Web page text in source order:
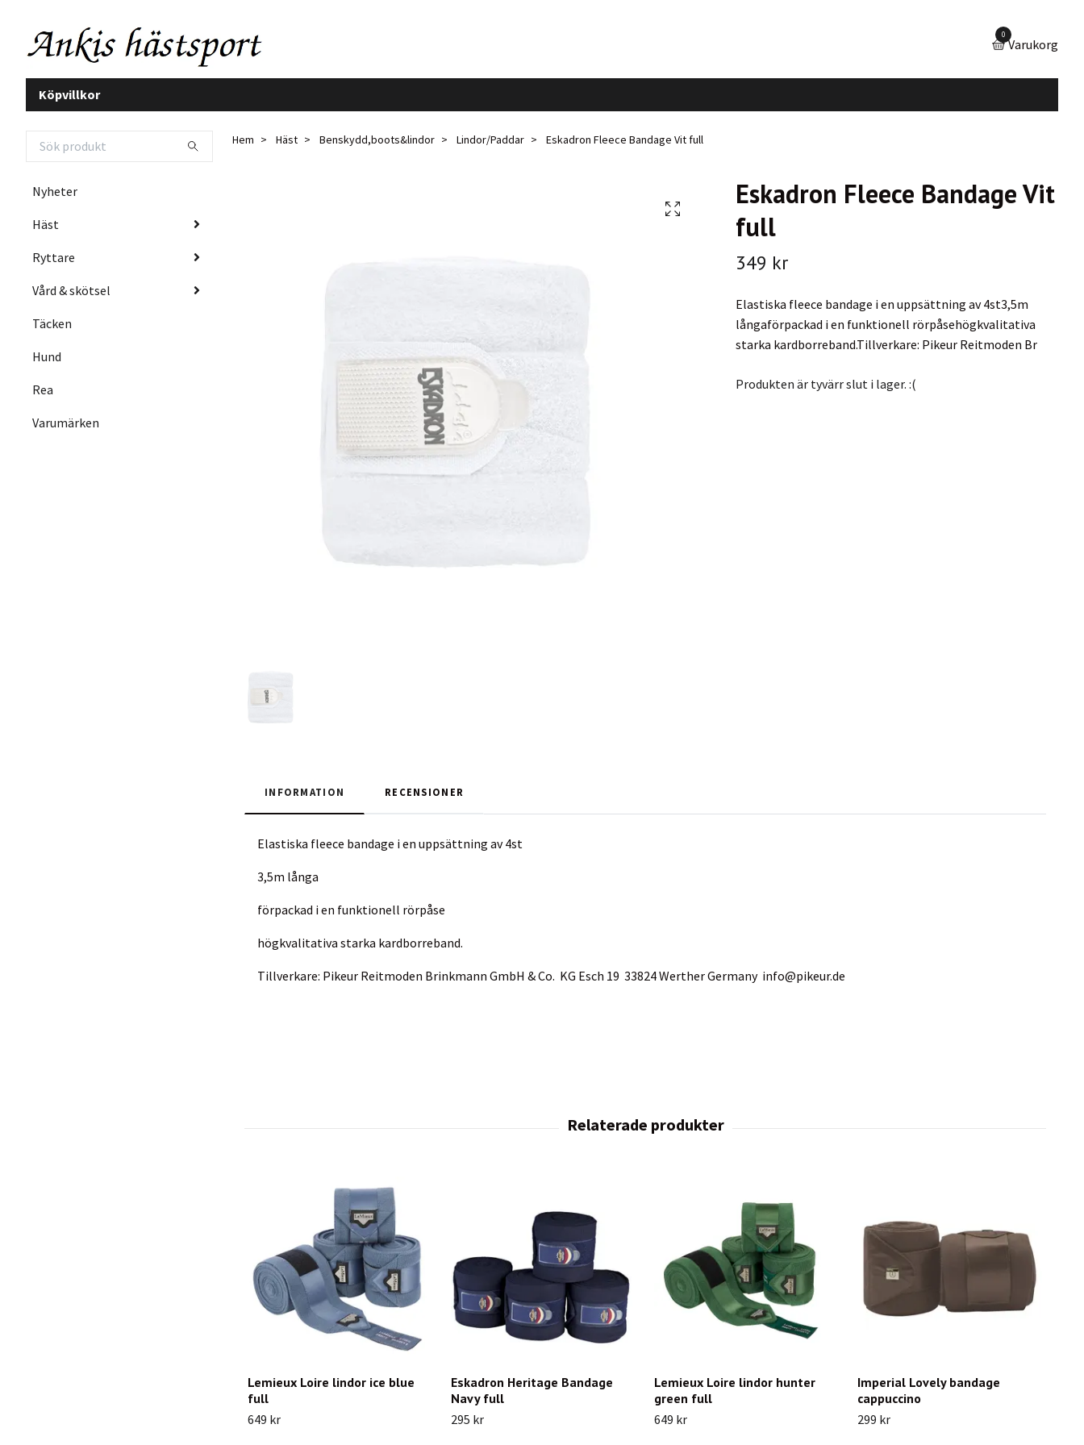
0
Varukorg
Köpvillkor
Nyheter
Häst
Ryttare
Vård & skötsel
Täcken
Hund
Rea
Varumärken
Hem Häst Benskydd,boots&lindor Lindor/Paddar Eskadron Fleece Bandage Vit full
Eskadron Fleece Bandage Vit
full
349 kr
Elastiska fleece bandage i en uppsättning av 4st3,5m
långaförpackad i en funktionell rörpåsehögkvalitativa
starka kardborreband.Tillverkare: Pikeur Reitmoden Br
Produkten är tyvärr slut i lager. :(
INFORMATION RECENSIONER
Elastiska fleece bandage i en uppsättning av 4st
3,5m långa
förpackad i en funktionell rörpåse
högkvalitativa starka kardborreband.
Tillverkare: Pikeur Reitmoden Brinkmann GmbH & Co. KG Esch 19 33824 Werther Germany info@pikeur.de
Lemieux Loire lindor ice blue
full
649 kr
Eskadron Heritage Bandage
Navy full
295 kr
Lemieux Loire lindor hunter
green full
649 kr
Imperial Lovely bandage
cappuccino
299 kr